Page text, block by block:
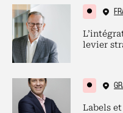
levier
Labels